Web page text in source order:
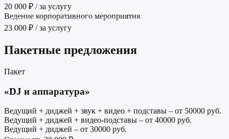
20 000 ₽ / за услугу
Ведение корпоративного мероприятия
23 000 ₽ / за услугу
Пакетные предложения
Пакет
«DJ и аппаратура»
Ведущий + диджей + звук + видео + подставы – от 50000 руб.
Ведущий + диджей + видео-подставы – от 40000 руб.
Ведущий + диджей – от 30000 руб.